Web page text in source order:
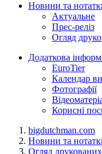
Новини та
Актуальне
Прес-реліз
Огляд
Додаткова
EuroTier
Календар
Фотографії
Корисні
bigdutchman.com
Новини та
Огляд